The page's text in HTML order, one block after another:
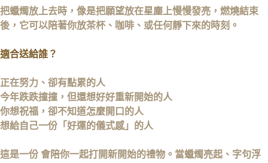
把蠟燭放上去時，像是把願望放在星塵上慢慢發亮，燃燒結束
後，它可以陪著你放茶杯、咖啡、或任何靜下來的時刻。
適合送給誰？
正在努力、卻有點累的人
今年跌跌撞撞，但還想好好重新開始的人
你想祝福，卻不知道怎麼開口的人
想給自己一份「好運的儀式感」的人
這是一份 會陪你一起打開新開始的禮物。 當蠟燭亮起、字句浮